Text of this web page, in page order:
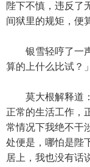
陛下不慎，违反了
间狱里的规矩，便
银雪轻哼了一声
算的上什么比试？」
莫大根解释道：
正常的生活工作，
常情况下我绝不干
处便是，哪怕是陛
居上，我也没有话